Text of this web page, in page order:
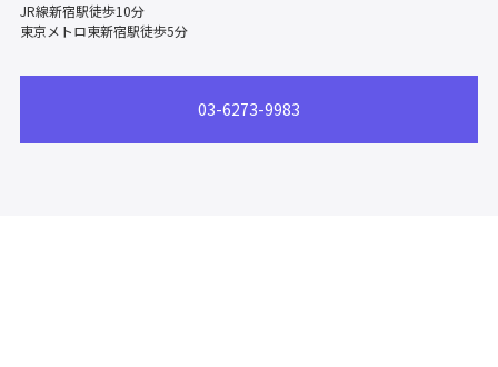
JR線新宿駅徒歩10分
東京メトロ東新宿駅徒歩5分
03-6273-9983